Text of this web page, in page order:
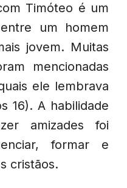
Timóteo é um
um homem
jovem. Muitas
mencionadas
ele lembrava
16). A habilidade
amizades foi
formar e
cristãos.